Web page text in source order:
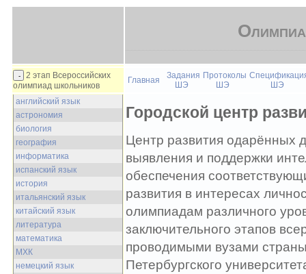
2 этап Всероссийских
олимпиад школьников
Главная
Задания
ШЭ
Протоколы
ШЭ
ШЭ
английский язык
астрономия
биология
география
информатика
испанский язык
история
итальянский язык
китайский язык
литература
математика
МХК
немецкий язык
Городской центр
Центр развития
выявления и поддержки
обеспечения
развития в интересах
олимпиадам различного
заключительного этапов
проводимыми вузами
Петербургского